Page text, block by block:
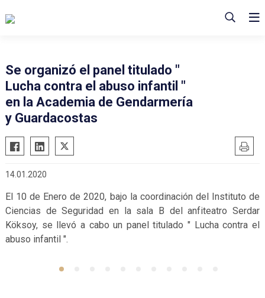
Se organizó el panel titulado "
Lucha contra el abuso infantil "
en la Academia de Gendarmería
y Guardacostas
14.01.2020
El 10 de Enero de 2020, bajo la coordinación del Instituto de
Ciencias de Seguridad en la sala B del anfiteatro Serdar
Köksoy, se llevó a cabo un panel titulado " Lucha contra el
abuso infantil ".